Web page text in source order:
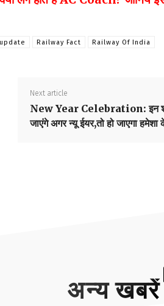
Railway Fact Railway Of India
Next article
New Year Celebration: इन
जाएंगे अगर न्यू ईयर,तो हो जाएगा हमेशा
अन्य खबरें